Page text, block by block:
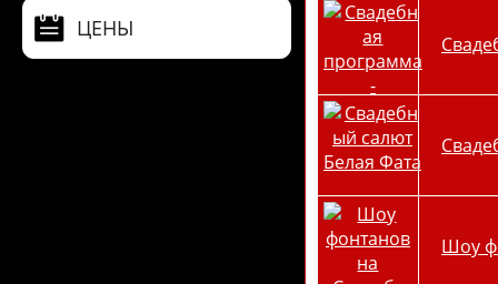
ЦЕНЫ
Шоу